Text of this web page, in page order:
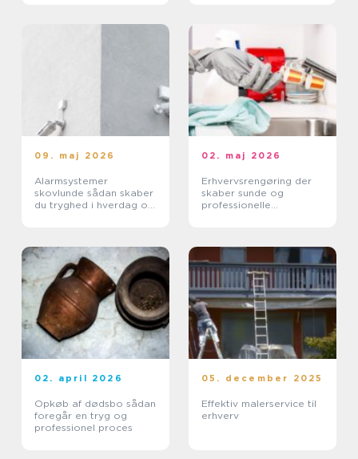
09. maj 2026
Alarmsystemer
skovlunde sådan skaber
du tryghed i hverdag og
02. maj 2026
Erhvervsrengøring der
skaber sunde og
professionelle
02. april 2026
Opkøb af dødsbo sådan
foregår en tryg og
professionel proces
05. december 2025
Effektiv malerservice til
erhverv